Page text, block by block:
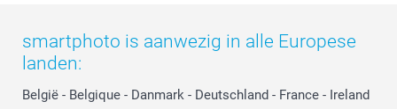
smartphoto is aanwezig in alle Europese
landen:
België - Belgique - Danmark - Deutschland - France - Ireland